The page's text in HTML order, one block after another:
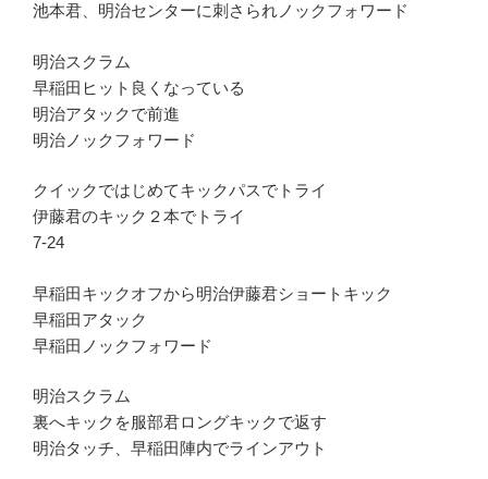
池本君、明治センターに刺さられノックフォワード
明治スクラム
早稲田ヒット良くなっている
明治アタックで前進
明治ノックフォワード
クイックではじめてキックパスでトライ
伊藤君のキック２本でトライ
7-24
早稲田キックオフから明治伊藤君ショートキック
早稲田アタック
早稲田ノックフォワード
明治スクラム
裏へキックを服部君ロングキックで返す
明治タッチ、早稲田陣内でラインアウト